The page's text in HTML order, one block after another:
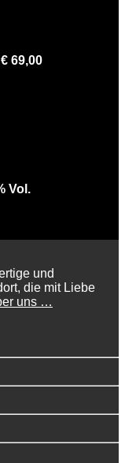
€ 69,00
Vol.
und
die mit Liebe
uns …